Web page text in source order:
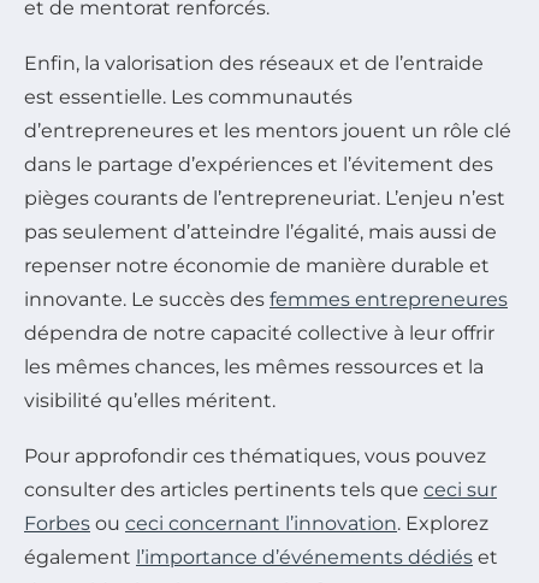
et de mentorat renforcés.
Enfin, la valorisation des réseaux et de l’entraide
est essentielle. Les communautés
d’entrepreneures et les mentors jouent un rôle clé
dans le partage d’expériences et l’évitement des
pièges courants de l’entrepreneuriat. L’enjeu n’est
pas seulement d’atteindre l’égalité, mais aussi de
repenser notre économie de manière durable et
innovante. Le succès des femmes entrepreneures
dépendra de notre capacité collective à leur offrir
les mêmes chances, les mêmes ressources et la
visibilité qu’elles méritent.
Pour approfondir ces thématiques, vous pouvez
consulter des articles pertinents tels que ceci sur
Forbes ou ceci concernant l’innovation. Explorez
également l’importance d’événements dédiés et